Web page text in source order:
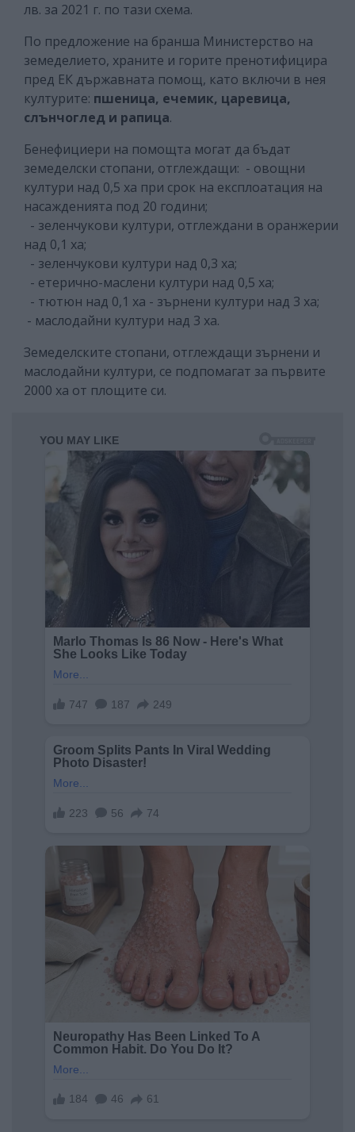
лв. за 2021 г. по тази схема.
По предложение на бранша Министерство на
земеделието, храните и горите пренотифицира
пред ЕК държавната помощ, като включи в нея
културите: пшеница, ечемик, царевица,
слънчоглед и рапица.
Бенефициери на помощта могат да бъдат
земеделски стопани, отглеждащи: - овощни
култури над 0,5 ха при срок на експлоатация на
насажденията под 20 години;
- зеленчукови култури, отглеждани в оранжерии
над 0,1 ха;
- зеленчукови култури над 0,3 ха;
- етерично-маслени култури над 0,5 ха;
- тютюн над 0,1 ха - зърнени култури над 3 ха;
- маслодайни култури над 3 ха.
Земеделските стопани, отглеждащи зърнени и
маслодайни култури, се подпомагат за първите
2000 ха от площите си.